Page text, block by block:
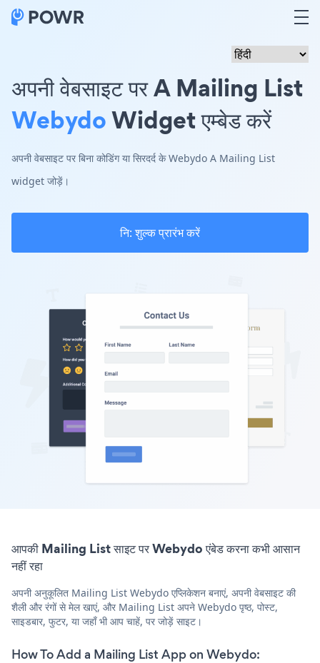
अपनी वेबसाइट पर A Mailing List
WebydoWidget एम्बेड करें
अपनी वेबसाइट पर बिना कोडिंग या सिरदर्द के Webydo A Mailing List
widget जोड़ें।
नि: शुल्क प्रारंभ करें
आपकी Mailing List साइट पर Webydo एंबेड करना कभी आसान
नहीं रहा
अपनी अनुकूलित Mailing List Webydo एप्लिकेशन बनाएं, अपनी वेबसाइट की
शैली और रंगों से मेल खाएं, और Mailing List अपने Webydo पृष्ठ, पोस्ट,
साइडबार, फुटर, या जहाँ भी आप चाहें, पर जोड़ें साइट।
How To Add a Mailing List App on Webydo: